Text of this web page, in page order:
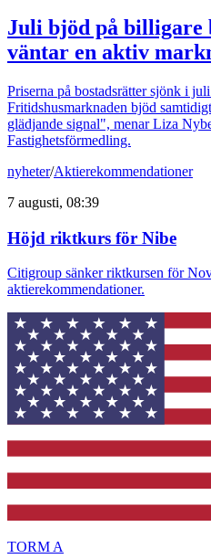
Juli bjöd på billigare
väntar en aktiv
Priserna på bostadsrätter sjönk i
Fritidshusmarknaden bjöd
glädjande signal", menar Liza
Fastighetsförmedling.
nyheter/Aktierekommendationer
7 augusti, 08:39
Höjd riktkurs för Nibe
Citigroup sänker riktkursen för
aktierekommendationer.
TORM A